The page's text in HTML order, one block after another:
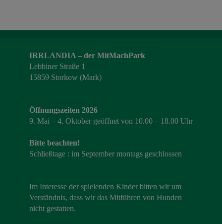
IRRLANDIA – der MitMachPark
Lebbiner Straße 1
15859 Storkow (Mark)
Öffnungszeiten 2026
9. Mai – 4. Oktober geöffnet von 10.00 – 18.00 Uhr
Bitte beachten!
Schließtage : im September montags geschlossen
Im Interesse der spielenden Kinder bitten wir um
Verständnis, dass wir das Mitführen von Hunden
nicht gestatten.